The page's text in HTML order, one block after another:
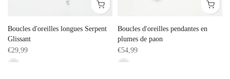
Boucles d'oreilles longues Serpent
Glissant
€29,99
Boucles d'oreilles pendantes en
plumes de paon
€54,99